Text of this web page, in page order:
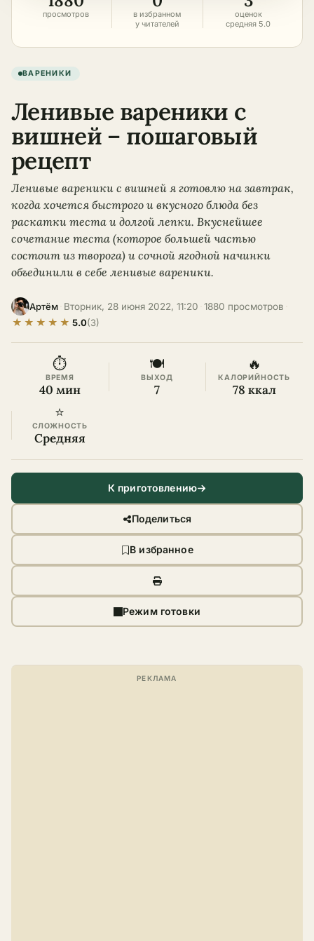
просмотров
в избранном
у читателей
оценок
средняя 5.0
ВАРЕНИКИ
Ленивые вареники с
вишней – пошаговый
рецепт
Ленивые вареники с вишней я готовлю на завтрак,
когда хочется быстрого и вкусного блюда без
раскатки теста и долгой лепки. Вкуснейшее
сочетание теста (которое большей частью
состоит из творога) и сочной ягодной начинки
объединили в себе ленивые вареники.
Артём Вторник, 28 июня 2022, 11:20 1880 просмотров
★ ★ ★ ★ ★ 5.0(3)
⏱
ВРЕМЯ
40 мин
🍽
ВЫХОД
7
🔥
КАЛОРИЙНОСТЬ
78 ккал
⭐
СЛОЖНОСТЬ
Средняя
К приготовлению
Поделиться
В избранное
Режим готовки